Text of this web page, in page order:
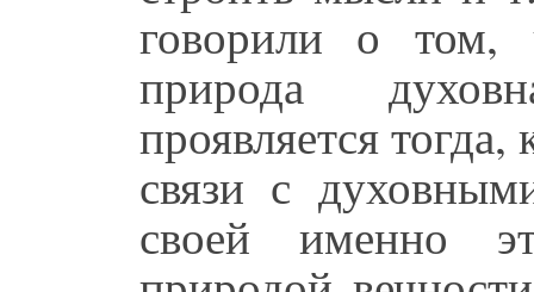
говорили о том,
природа
проявляется
связи с
своей именно